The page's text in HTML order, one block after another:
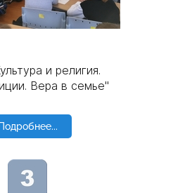
и религия.
Вера в семье"
Подробнее...